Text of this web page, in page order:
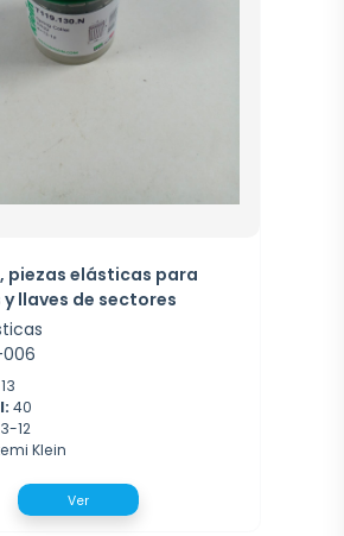
piezas elásticas para
llaves de sectores
13
40
12
Klein
Ver